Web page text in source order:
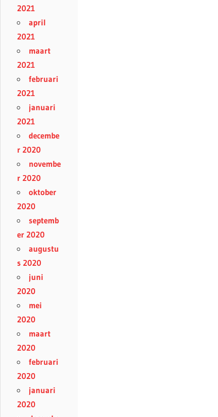
2021
april
2021
maart
2021
februari
2021
januari
2021
decembe
r 2020
novembe
r 2020
oktober
2020
septemb
er 2020
augustu
s 2020
juni
2020
mei
2020
maart
2020
februari
2020
januari
2020